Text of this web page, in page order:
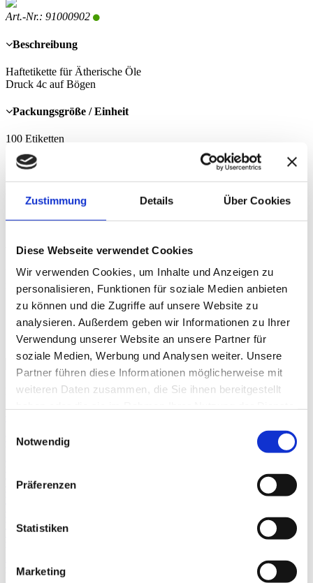
Zustimmung Details Über Cookies
Diese Webseite verwendet Cookies
Wir verwenden Cookies, um Inhalte und Anzeigen zu
personalisieren, Funktionen für soziale Medien anbieten
zu können und die Zugriffe auf unsere Website zu
analysieren. Außerdem geben wir Informationen zu Ihrer
Verwendung unserer Website an unsere Partner für
soziale Medien, Werbung und Analysen weiter. Unsere
Partner führen diese Informationen möglicherweise mit
weiteren Daten zusammen, die Sie ihnen bereitgestellt
Notwendig
Präferenzen
Statistiken
Marketing
Art.-Nr.: 91000902
Beschreibung
Haftetikette für Ätherische Öle
Druck 4c auf Bögen
Packungsgröße / Einheit
100 Etiketten
Maße
65 x 34mm (B x H)
Status
verfügbar/lieferbar
Um den Preis zu sehen und bestellen zu können, müssen Sie
registriert und eingeloggt sein.
Sortierung
Kategorien
Teeverpackung 2lagig
Tee-Etiketten(79)